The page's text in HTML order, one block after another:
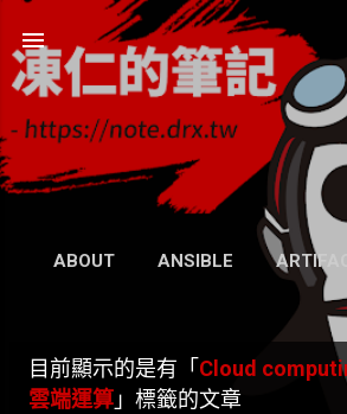
跳到主要內容
凍仁的筆記
- https://
網頁
ABOUT ANSIBLE
GRAVATAR
發
目前顯示的是有「Cloud
雲端運算 」標籤的文章